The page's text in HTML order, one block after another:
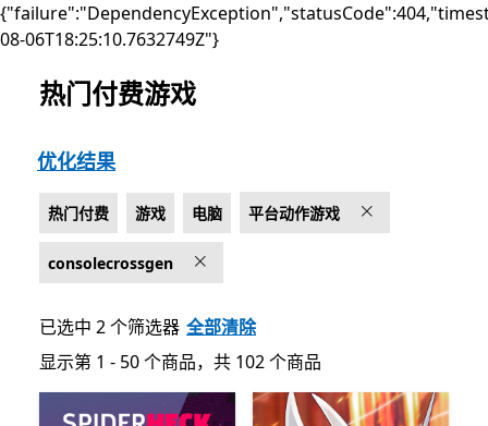
08-06T18:25:10.7632749Z"}
列出 Microsoft.com
热门付费游戏
优化结果
热门付费 游戏 电脑 平台动作游戏
consolecrossgen
已选中 2 个筛选器 全部清除
显示第 1 - 50 个商品，共 102 个商品
显示第 1 - 50 个商品，共 102 个商品